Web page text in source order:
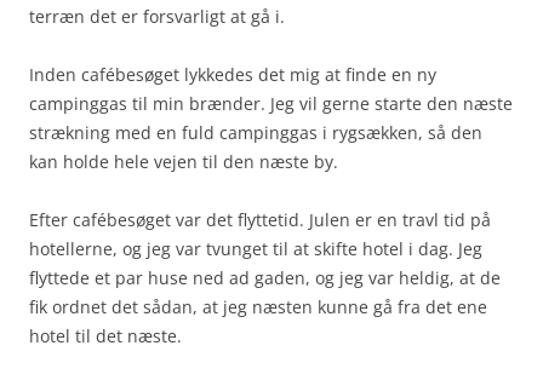
terræn det er forsvarligt at gå i.
Inden cafébesøget lykkedes det mig at finde en ny
campinggas til min brænder. Jeg vil gerne starte den næste
strækning med en fuld campinggas i rygsækken, så den
kan holde hele vejen til den næste by.
Efter cafébesøget var det flyttetid. Julen er en travl tid på
hotellerne, og jeg var tvunget til at skifte hotel i dag. Jeg
flyttede et par huse ned ad gaden, og jeg var heldig, at de
fik ordnet det sådan, at jeg næsten kunne gå fra det ene
hotel til det næste.